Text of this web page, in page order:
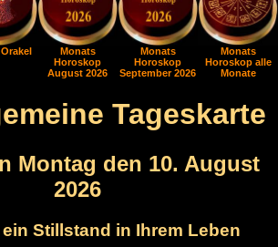
Monats
Horoskop
August 2026
Monats
Horoskop
September 2026
Monats
Horoskop alle
Monate
Tageskarte
Montag den 10. August
2026
ein Stillstand in Ihrem Leben